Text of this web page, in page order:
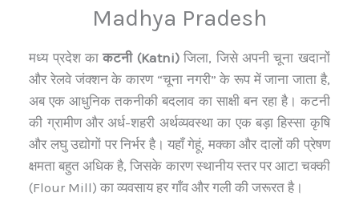
Madhya Pradesh
मध्य प्रदेश काकटनी (Katni)जिला, जिसे अपनी चूना खदानों
और रेलवे जंक्शन के कारण “चूना नगरी” के रूप में जाना जाता है,
अब एक आधुनिक तकनीकी बदलाव का साक्षी बन रहा है। कटनी
की ग्रामीण और अर्ध-शहरी अर्थव्यवस्था का एक बड़ा हिस्सा कृषि
और लघु उद्योगों पर निर्भर है। यहाँ गेहूं, मक्का और दालों की प्रेषण
क्षमता बहुत अधिक है, जिसके कारण स्थानीय स्तर पर आटा चक्की
(Flour Mill) का व्यवसाय हर गाँव और गली की जरूरत है।